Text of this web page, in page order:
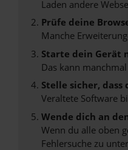
Laden andere
Prüfe deine
Manche
Starte dein Gerät
Das kann
Stelle sicher,
Veraltete Software
Wende dich an
Wenn du alle oben
Fehlersuche zu